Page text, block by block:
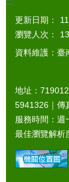
更新日期：
瀏覽人次：
資料維護：臺
地址：
5941326｜傳
服務時間：週
最佳瀏覽解析